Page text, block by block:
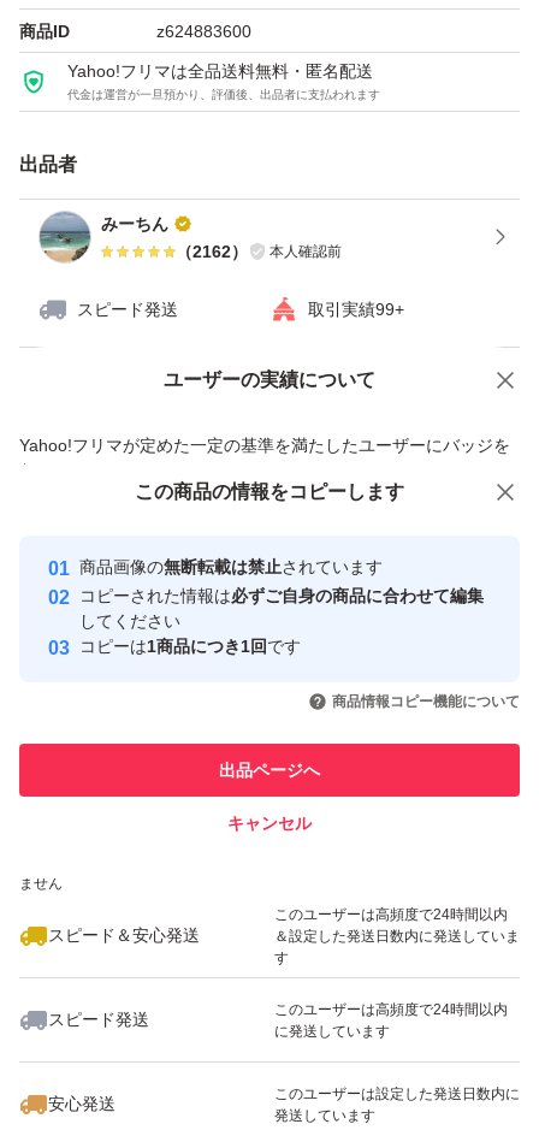
商品ID z624883600
Yahoo!フリマは全品送料無料・匿名配送
代金は運営が一旦預かり、評価後、出品者に支払われます
出品者
みーちん
（2162） 本人確認前
スピード発送 取引実績99+
ユーザーの実績について
Yahoo!フリマが定めた一定の基準を満たしたユーザーにバッジを
付与しています
安心取引出品者
心・安全なユーザーです
取引実績
引を完了させた実績があります
での取引実績があります
ません
スピード＆安心発送
このユーザーは高頻度で24時間以内
＆設定した発送日数内に発送していま
す
スピード発送
このユーザーは高頻度で24時間以内
に発送しています
安心発送
このユーザーは設定した発送日数内に
発送しています
価格の相談 商品への質問
この商品の情報をコピーします
商品画像の無断転載は禁止されています
コピーされた情報は必ずご自身の商品に合わせて編集
してください
コピーは1商品につき1回です
商品情報コピー機能について
出品ページへ
キャンセル
この商品をみている人にオススメ
いいね！
1,000